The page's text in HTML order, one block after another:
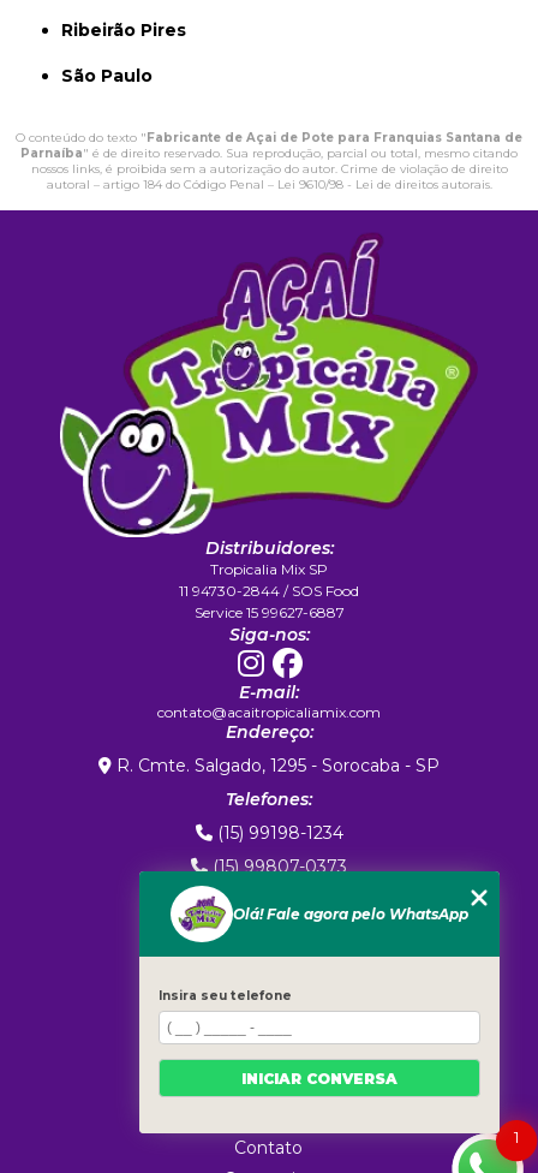
Ribeirão Pires
São Paulo
O conteúdo do texto "Fabricante de Açai de Pote para Franquias Santana de
Parnaíba" é de direito reservado. Sua reprodução, parcial ou total, mesmo citando
nossos links, é proibida sem a autorização do autor. Crime de violação de direito
autoral – artigo 184 do Código Penal – Lei 9610/98 - Lei de direitos autorais.
Distribuidores:
Tropicalia Mix SP
11 94730-2844 / SOS Food
Service 15 99627-6887
Siga-nos:
E-mail:
contato@acaitropicaliamix.com
Endereço:
R. Cmte. Salgado, 1295 - Sorocaba - SP
Telefones:
(15) 99198-1234
(15) 99807-0373
(15) 99807-0373
Home
Sobre Nós
Exportação
Marca Própria
Produtos
Contato
1
Olá! Fale agora pelo WhatsApp
Insira seu telefone
INICIAR CONVERSA